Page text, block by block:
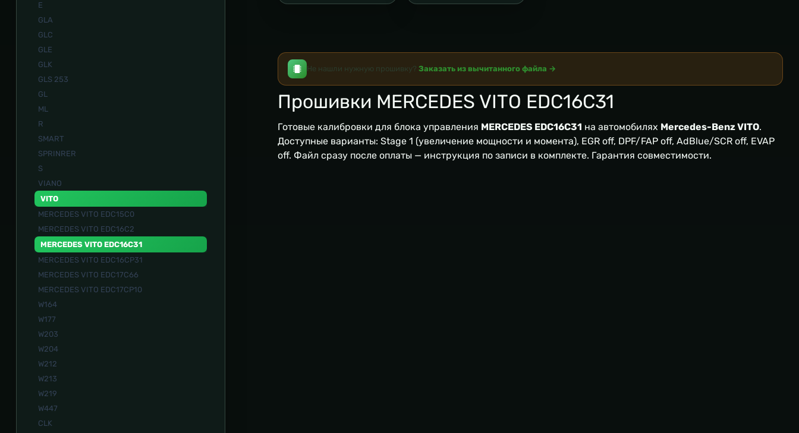
E
GLA
GLC
GLE
GLK
GLS 253
GL
ML
R
SMART
SPRINRER
S
VIANO
VITO
MERCEDES VITO EDC15C0
MERCEDES VITO EDC16C2
MERCEDES VITO EDC16C31
MERCEDES VITO EDC16СР31
MERCEDES VITO EDC17C66
MERCEDES VITO EDC17CP10
W164
W177
W203
W204
W212
W213
W219
W447
СLK
Не нашли нужную прошивку? Заказать из вычитанного файла →
Прошивки MERCEDES VITO EDC16C31
Готовые калибровки для блока управления MERCEDES EDC16C31 на автомобилях Mercedes-Benz VITO.
Доступные варианты: Stage 1 (увеличение мощности и момента), EGR off, DPF/FAP off, AdBlue/SCR off, EVAP
off. Файл сразу после оплаты — инструкция по записи в комплекте. Гарантия совместимости.